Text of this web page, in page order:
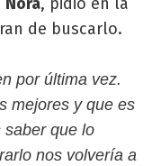
de buscarlo.
por última vez.
mejores y que es
saber que lo
nos volvería a